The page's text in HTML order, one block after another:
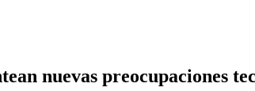
nuevas preocupaciones